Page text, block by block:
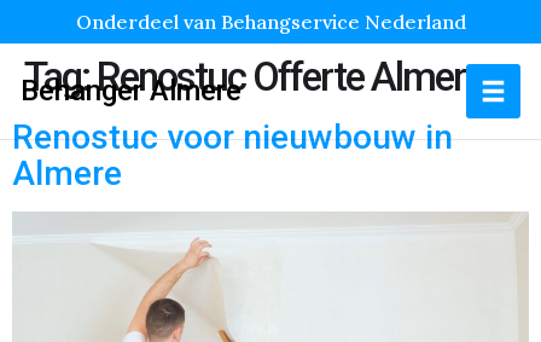
Onderdeel van Behangservice Nederland
Behanger Almere
Tag:Renostuc Offerte Almere
Renostuc voor nieuwbouw in
Almere